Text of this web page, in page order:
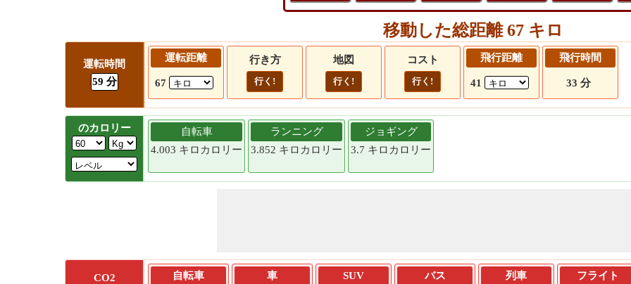
移動した総距離 67 キロ
運転時間
59 分
運転距離
67
行き方
行く!
地図
行く!
コスト
行く!
飛行距離
41
飛行時間
33 分
のカロリー
自転車
4.003 キロカロリー
ランニング
3.852 キロカロリー
ジョギング
3.7 キロカロリー
CO2
自転車
車
SUV
バス
列車
フライト